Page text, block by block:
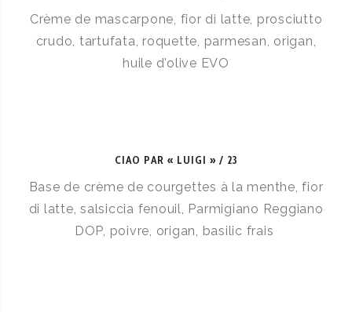
Crème de mascarpone, fior di latte, prosciutto
crudo, tartufata, roquette, parmesan, origan,
huile d'olive EVO
CIAO PAR « LUIGI » 23
Base de crème de courgettes à la menthe, fior
di latte, salsiccia fenouil, Parmigiano Reggiano
DOP, poivre, origan, basilic frais